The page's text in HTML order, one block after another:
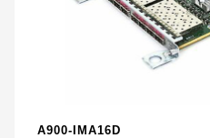
A900-IMA16D